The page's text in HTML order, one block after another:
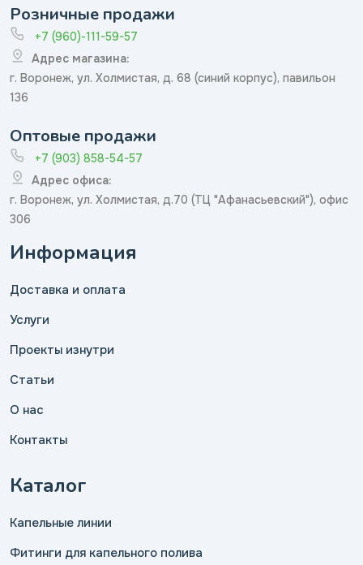
Розничные продажи
+7 (960)-111-59-57
Адрес магазина:
г. Воронеж, ул. Холмистая, д. 68 (синий корпус), павильон
136
Оптовые продажи
+7 (903) 858-54-57
Адрес офиса:
г. Воронеж, ул. Холмистая, д.70 (ТЦ "Афанасьевский"), офис
306
Информация
Доставка и оплата
Услуги
Проекты изнутри
Статьи
О нас
Контакты
Каталог
Капельные линии
Фитинги для капельного полива